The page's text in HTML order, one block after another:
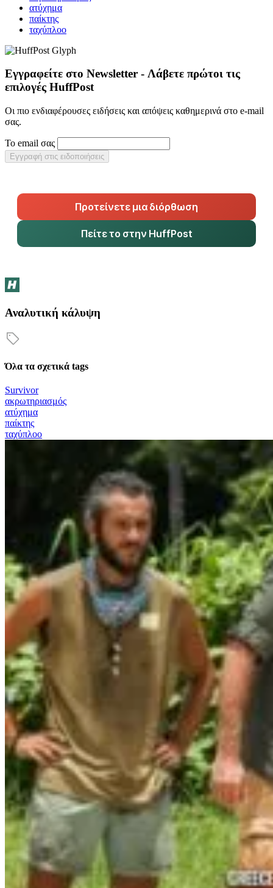
ατύχημα
παίκτης
ταχύπλοο
Εγγραφείτε στο Newsletter - Λάβετε πρώτοι τις
επιλογές HuffPost
Οι πιο ενδιαφέρουσες ειδήσεις και απόψεις καθημερινά στο e-mail
σας.
Το email σας
Εγγραφή στις ειδοποιήσεις
Προτείνετε μια διόρθωση
Πείτε το στην HuffPost
Αναλυτική κάλυψη
Όλα τα σχετικά tags
Survivor
ακρωτηριασμός
ατύχημα
παίκτης
ταχύπλοο